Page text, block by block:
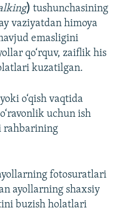
) tushunchasining
vaziyatdan himoya
emasligini
qo‘rquv, zaiflik his
kuzatilgan.
o‘qish vaqtida
uchun ish
rahbarining
fotosuratlari
ayollarning shaxsiy
buzish holatlari